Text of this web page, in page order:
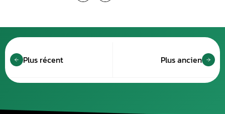
Plus récent Plus ancien